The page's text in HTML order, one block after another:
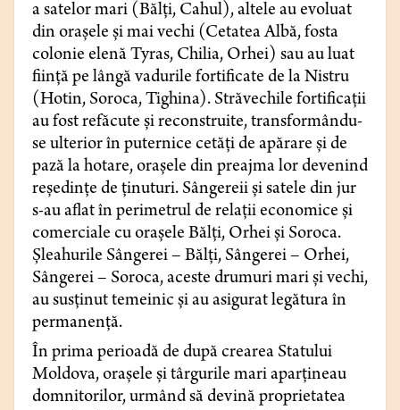
a satelor mari (Bălți, Cahul), altele au evoluat
din orașele și mai vechi (Cetatea Albă, fosta
colonie elenă Tyras, Chilia, Orhei) sau au luat
ființă pe lângă vadurile fortificate de la Nistru
(Hotin, Soroca, Tighina). Străvechile fortificații
au fost refăcute și reconstruite, transformându-
se ulterior în puternice cetăți de apărare și de
pază la hotare, orașele din preajma lor devenind
reședințe de ținuturi. Sângereii și satele din jur
s-au aflat în perimetrul de relații economice și
comerciale cu orașele Bălți, Orhei și Soroca.
Șleahurile Sângerei – Bălți, Sângerei – Orhei,
Sângerei – Soroca, aceste drumuri mari și vechi,
au susținut temeinic și au asigurat legătura în
permanență.
În prima perioadă de după crearea Statului
Moldova, orașele și târgurile mari aparțineau
domnitorilor, urmând să devină proprietatea